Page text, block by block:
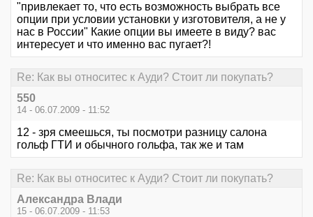
"привлекает то, что есть возможность выбрать все
опции при условии установки у изготовителя, а не у
нас в России" Какие опции вы имеете в виду? вас
интересует и что именно вас пугает?!
Re: Как вы относитес к Ауди? Стоит ли покупать?
550
14 - 06.07.2009 - 11:52
12 - зря смеешься, ты посмотри разницу салона
гольф ГТИ и обычного гольфа, так же и там
Re: Как вы относитес к Ауди? Стоит ли покупать?
Александра Влади
15 - 06.07.2009 - 11:53